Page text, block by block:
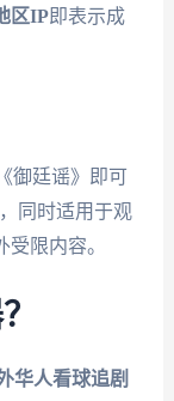
区IP即表示成
御廷谣》即可
同时适用于观
受限内容。
华人看球追剧